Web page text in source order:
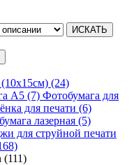
(24)
A5 (7) Фотобумага для
для печати (6)
лазерная (5)
для струйной печати
(111)